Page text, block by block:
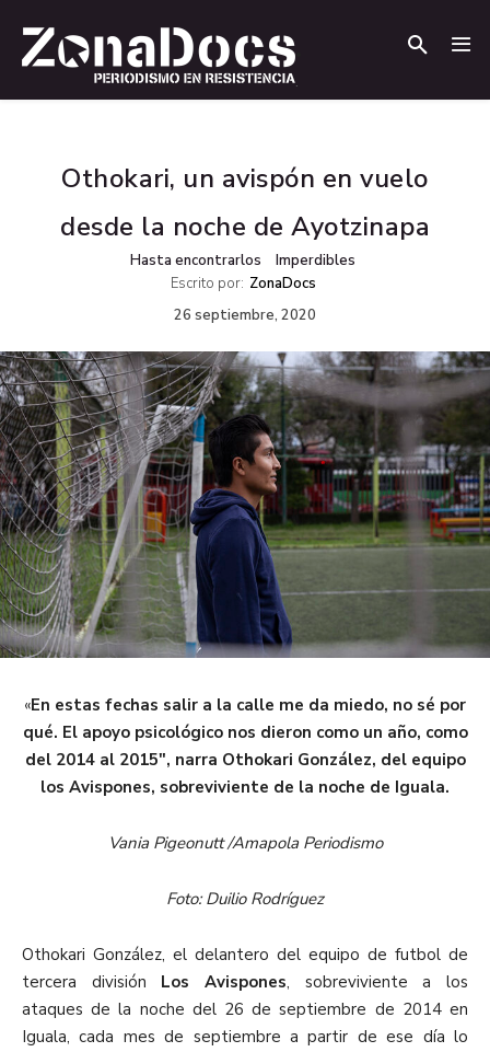
Othokari, un avispón en vuelo
desde la noche de Ayotzinapa
Hasta encontrarlos
Imperdibles
Escrito por: ZonaDocs
26 septiembre, 2020
«En estas fechas salir a la calle me da miedo, no sé por
qué. El apoyo psicológico nos dieron como un año, como
del 2014 al 2015″, narra Othokari González, del equipo
los Avispones, sobreviviente de la noche de Iguala.
Vania Pigeonutt /Amapola Periodismo
Foto: Duilio Rodríguez
Othokari González, el delantero del equipo de futbol de
tercera división Los Avispones, sobreviviente a los
ataques de la noche del 26 de septiembre de 2014 en
Iguala, cada mes de septiembre a partir de ese día lo